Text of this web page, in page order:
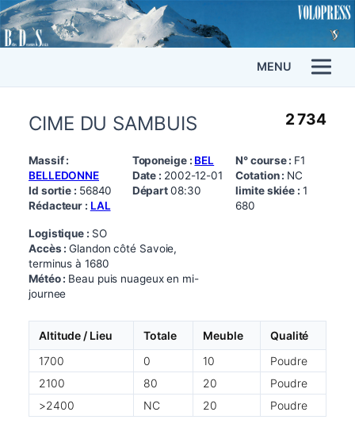
MENU
CIME DU SAMBUIS 2 734
Massif :
BELLEDONNE
Id sortie : 56840
Rédacteur : LAL
Toponeige : BEL
Date : 2002-12-01
Départ08:30
N° course : F1
Cotation : NC
limite skiée : 1
680
Logistique : SO
Accès :Glandon côté Savoie,
terminus à 1680
Météo : Beau puis nuageux en mi-
journee
Altitude / Lieu Totale Meuble
Qualité
1700
0 10
Poudre
2100
80 20
Poudre
>2400
NC 20 Poudre